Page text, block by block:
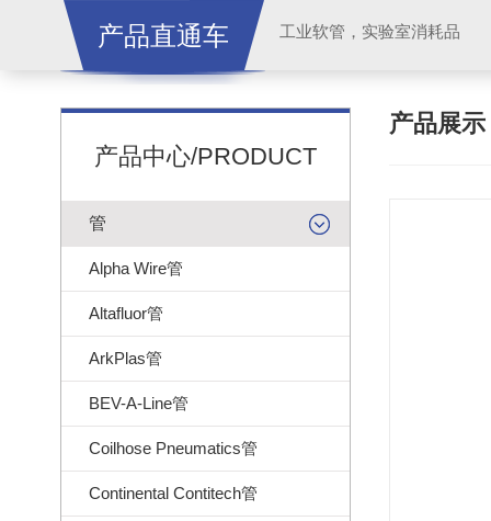
产品直通车 工业软管，实验室消耗品
产品中心/PRODUCT
管
Alpha Wire管
Altafluor管
ArkPlas管
BEV-A-Line管
Coilhose Pneumatics管
Continental Contitech管
产品展示